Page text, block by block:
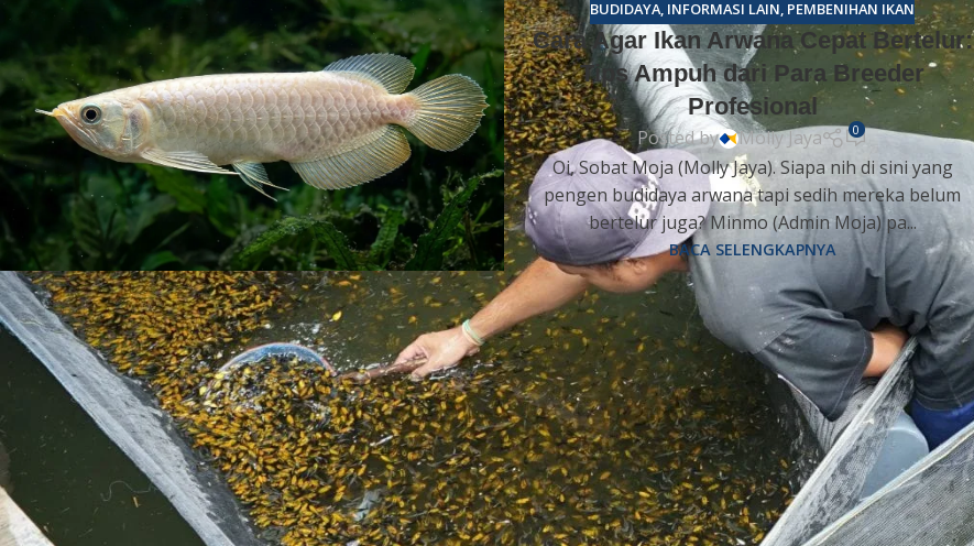
BUDIDAYA, INFORMASI LAIN, PEMBENIHAN IKAN
Cara Agar Ikan Arwana Cepat Bertelur:
Tips Ampuh dari Para Breeder
Profesional
Posted by Molly Jaya 0
Oi, Sobat Moja (Molly Jaya). Siapa nih di sini yang
pengen budidaya arwana tapi sedih mereka belum
bertelur juga? Minmo (Admin Moja) pa...
BACA SELENGKAPNYA